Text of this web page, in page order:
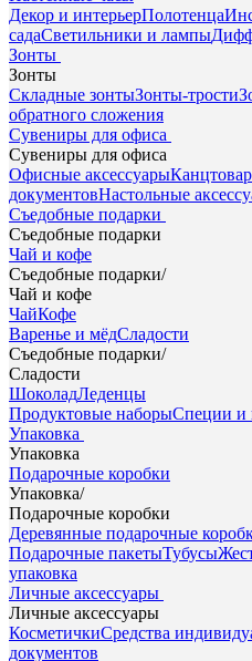
Декор и интерьерПолотенца
садаСветильники и лампы
Зонты
Зонты
Складные зонтыЗонты-трости
обратного сложения
Сувениры для офиса
Сувениры для офиса
Офисные аксессуары
документовНастольные
Съедобные подарки
Съедобные подарки
Чай и кофе
Съедобные подарки/
Чай и кофе
ЧайКофе
Варенье и мёдСладости
Съедобные подарки/
Сладости
ШоколадЛеденцы
Продуктовые наборыСпеции и
Упаковка
Упаковка
Подарочные коробки
Упаковка/
Подарочные коробки
Деревянные подарочные
Подарочные пакетыТубусы
упаковка
Личные аксессуары
Личные аксессуары
КосметичкиСредства
документов